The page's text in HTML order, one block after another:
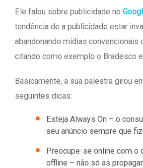
Ele falou sobre publicidade no
tendência de a publicidade estar
abandonando mídias convencionais
citando como exemplo o Bradesco e
Basicamente, a sua palestra girou
seguintes dicas:
Esteja Always On – o
seu anúncio sempre que
Preocupe-se online com o
offline – não só as